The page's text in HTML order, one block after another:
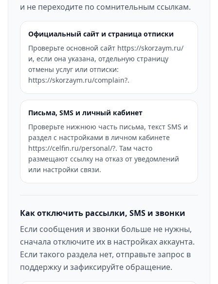
и не переходите по сомнительным ссылкам.
Официальный сайт и страница отписки
Проверьте основной сайт https://skorzaym.ru/
и, если она указана, отдельную страницу
отмены услуг или отписки:
https://skorzaym.ru/complain?.
Письма, SMS и личный кабинет
Проверьте нижнюю часть письма, текст SMS и
раздел с настройками в личном кабинете
https://celfin.ru/personal/?. Там часто
размещают ссылку на отказ от уведомлений
или настройки связи.
Как отключить рассылки, SMS и звонки
Если сообщения и звонки больше не нужны,
сначала отключите их в настройках аккаунта.
Если такого раздела нет, отправьте запрос в
поддержку и зафиксируйте обращение.